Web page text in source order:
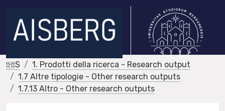
IRIS
1. Prodotti della ricerca - Research output
1.7 Altre tipologie - Other research outputs
1.7.13 Altro - Other research outputs